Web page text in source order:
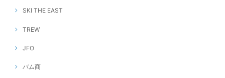
SKI THE EAST
TREW
JFO
バム商